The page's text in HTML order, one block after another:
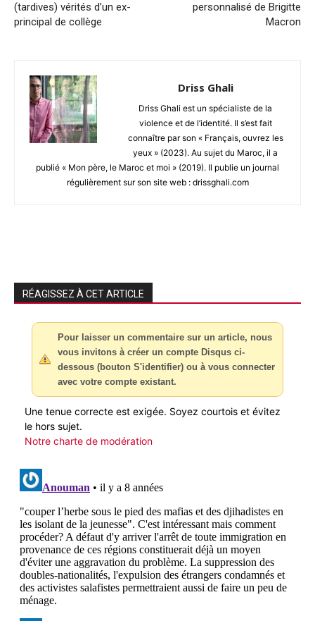
(tardives) vérités d’un ex-
principal de collège
personnalisé de Brigitte
Macron
Driss Ghali
Driss Ghali est un spécialiste de la
violence et de l’identité. Il s’est fait
connaître par son « Français, ouvrez les
yeux » (2023). Au sujet du Maroc, il a
publié « Mon père, le Maroc et moi » (2019). Il publie un journal
régulièrement sur son site web : drissghali.com
RÉAGISSEZ À CET ARTICLE
Pour laisser un commentaire sur un article, nous
vous invitons à créer un compte Disqus ci-
dessous (bouton S'identifier) ou à vous connecter
avec votre compte existant.
Une tenue correcte est exigée. Soyez courtois et évitez
le hors sujet.
Notre charte de modération